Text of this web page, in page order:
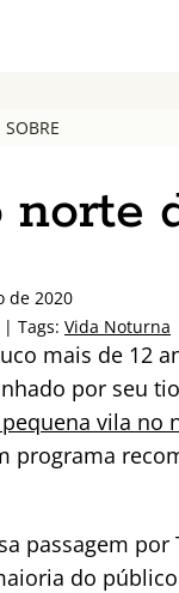
SOBRE
norte
de 2020
| Tags: Vida Noturna
mais de 12
por seu
vila no
programa
passagem por
do